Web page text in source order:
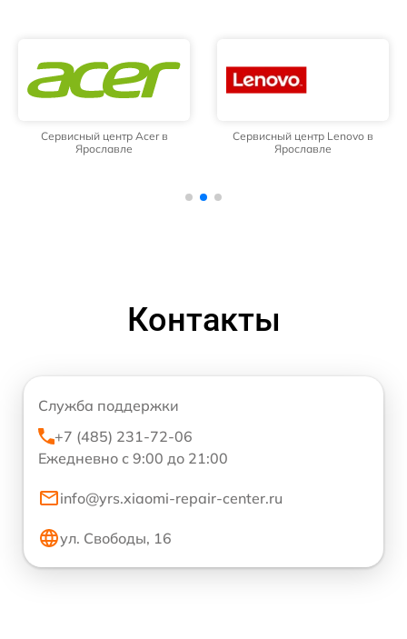
Сервисный центр Acer в
Ярославле
Сервисный центр Lenovo в
Ярославле
Контакты
Служба поддержки
+7 (485) 231-72-06
Ежедневно с 9:00 до 21:00
info@yrs.xiaomi-repair-center.ru
ул. Свободы, 16